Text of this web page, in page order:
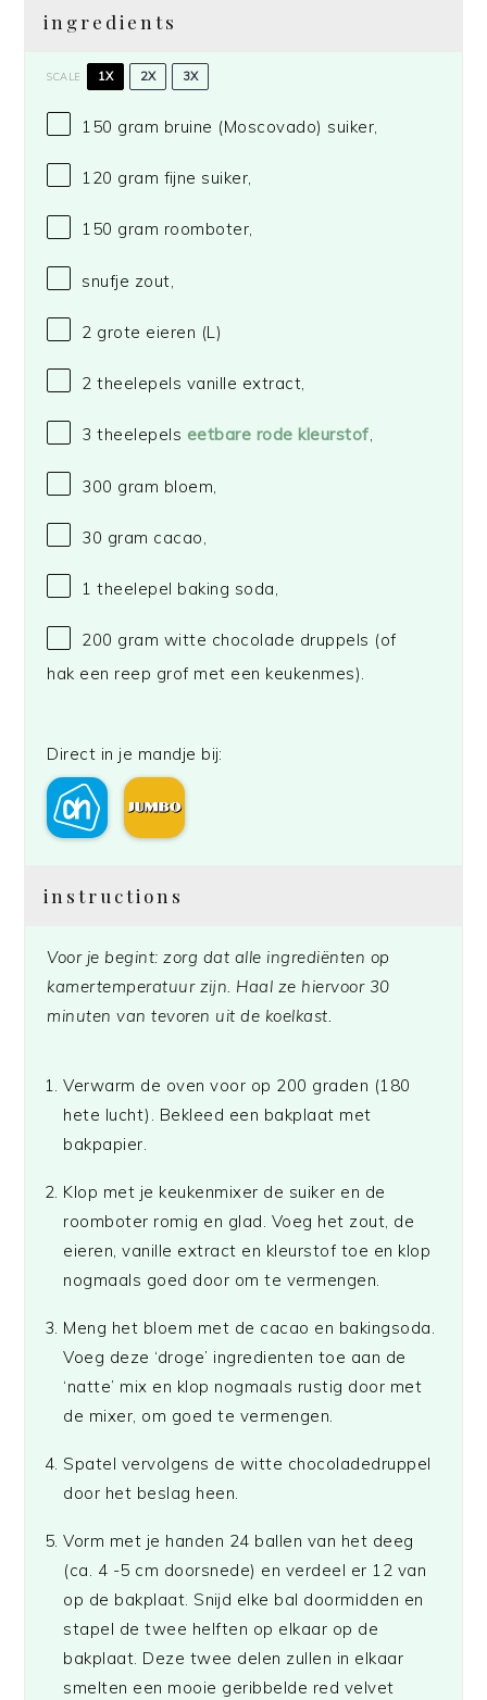
ingredients
SCALE 1X 2X 3X
150 gram bruine (Moscovado) suiker,
120 gram fijne suiker,
150 gram roomboter,
snufje zout,
2 grote eieren (L)
2 theelepels vanille extract,
3 theelepels eetbare rode kleurstof,
300 gram bloem,
30 gram cacao,
1 theelepel baking soda,
200 gram witte chocolade druppels (of
hak een reep grof met een keukenmes).
Direct in je mandje bij:
instructions
Voor je begint: zorg dat alle ingrediënten op
kamertemperatuur zijn. Haal ze hiervoor 30
minuten van tevoren uit de koelkast.
Verwarm de oven voor op 200 graden (180
hete lucht). Bekleed een bakplaat met
bakpapier.
Klop met je keukenmixer de suiker en de
roomboter romig en glad. Voeg het zout, de
eieren, vanille extract en kleurstof toe en klop
nogmaals goed door om te vermengen.
Meng het bloem met de cacao en bakingsoda.
Voeg deze ‘droge’ ingredienten toe aan de
‘natte’ mix en klop nogmaals rustig door met
de mixer, om goed te vermengen.
Spatel vervolgens de witte chocoladedruppel
door het beslag heen.
Vorm met je handen 24 ballen van het deeg
(ca. 4 -5 cm doorsnede) en verdeel er 12 van
op de bakplaat. Snijd elke bal doormidden en
stapel de twee helften op elkaar op de
bakplaat. Deze twee delen zullen in elkaar
smelten een mooie geribbelde red velvet